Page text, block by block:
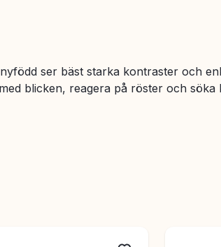
ser bäst starka kontraster och
blicken, reagera på röster och söka
som passar en bebis från